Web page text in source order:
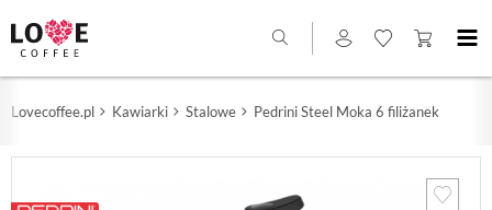
Lovecoffee.pl Kawiarki Stalowe Pedrini Steel Moka 6 filiżanek